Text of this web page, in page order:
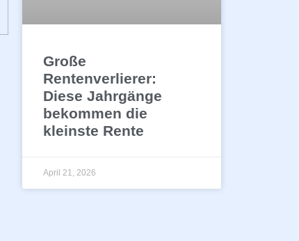
Große
Rentenverlierer:
Diese Jahrgänge
bekommen die
kleinste Rente
April 21, 2026